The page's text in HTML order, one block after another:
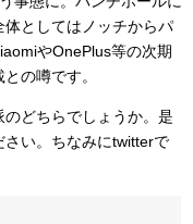
としてはノッチからパ
やOnePlus等の次期
の噂です。
どちらでしょうか。是
い。ちなみにtwitterで